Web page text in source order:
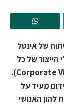
של אינטל
של כל
אינטל, מונו כסגני נשיא תאגידי (Corporate Vice President).
מעיד על
להון האנושי